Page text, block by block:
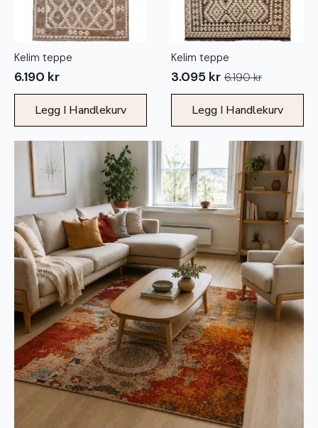
Kelim teppe
6.190 kr
Legg I Handlekurv
Kelim teppe
6.190kr
Opprinnelig
pris
6.190 kr.
3.095 kr
Nåværende
pris
3.095 kr.
Legg I Handlekurv